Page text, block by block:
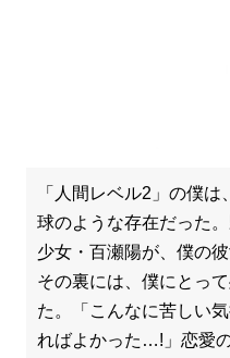
「人間レベル2」の僕
球のような存在だった
少女・百瀬陽が、僕の
その裏には、僕にとっ
た。「こんなに苦しい
ればよかった…!」恋愛